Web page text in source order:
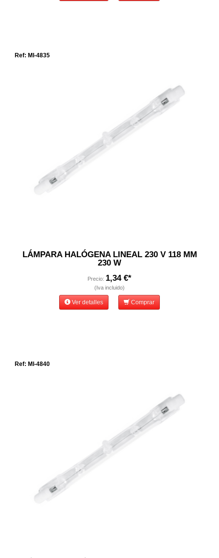
Ref: MI-4835
LÁMPARA HALÓGENA LINEAL 230 V 118 MM
230 W
Precio: 1,34 €*
(Iva incluido)
Ver detalles Comprar
Ref: MI-4840